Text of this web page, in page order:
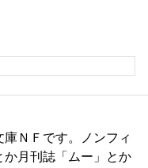
ＮＦです。ノンフィ
か月刊誌「ムー」とか